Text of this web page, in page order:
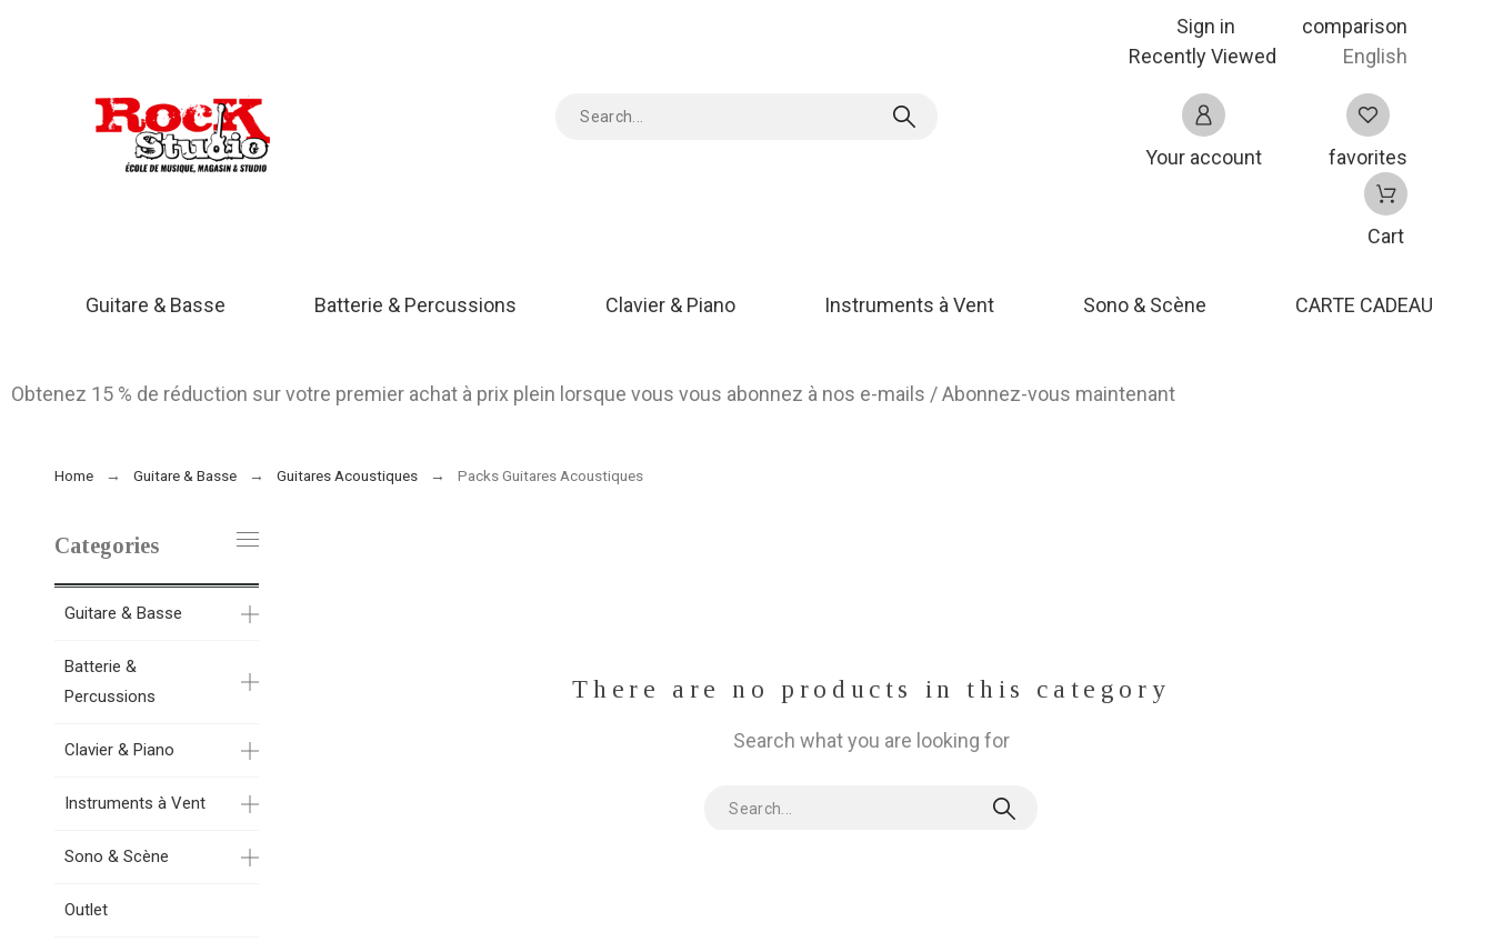
Sign in
Recently Viewed
comparison
English
Your account favorites
Cart
Guitare & Basse Batterie & Percussions Clavier & Piano Instruments à Vent Sono & Scène CARTE CADEAU
Obtenez 15 % de réduction sur votre premier achat à prix plein lorsque vous vous abonnez à nos e-mails / Abonnez-vous maintenant
Home Guitare & Basse Guitares Acoustiques Packs Guitares Acoustiques
Categories
Guitare & Basse
Batterie &
Percussions
Clavier & Piano
Instruments à Vent
Sono & Scène
Outlet
There are no products in this category
Search what you are looking for